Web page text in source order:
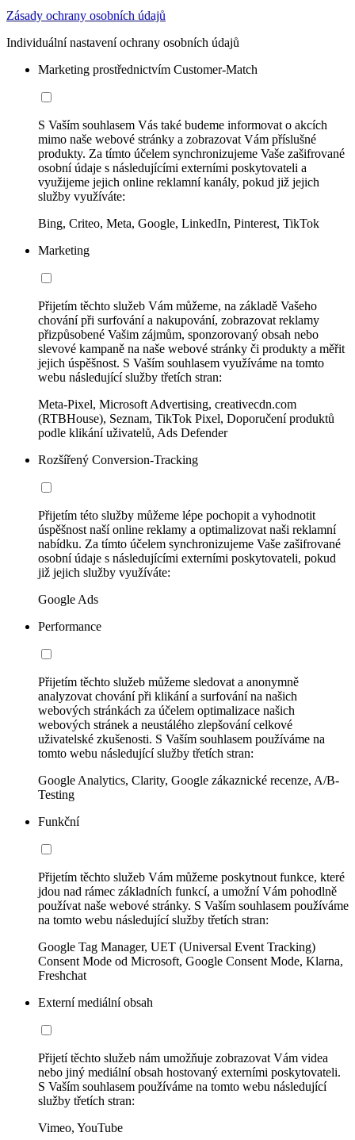
Zásady ochrany osobních údajů
Individuální nastavení ochrany osobních údajů
Marketing prostřednictvím Customer-Match
S Vaším souhlasem Vás také budeme informovat o akcích
mimo naše webové stránky a zobrazovat Vám příslušné
produkty. Za tímto účelem synchronizujeme Vaše zašifrované
osobní údaje s následujícími externími poskytovateli a
využijeme jejich online reklamní kanály, pokud již jejich
služby využíváte:
Bing, Criteo, Meta, Google, LinkedIn, Pinterest, TikTok
Marketing
Přijetím těchto služeb Vám můžeme, na základě Vašeho
chování při surfování a nakupování, zobrazovat reklamy
přizpůsobené Vašim zájmům, sponzorovaný obsah nebo
slevové kampaně na naše webové stránky či produkty a měřit
jejich úspěšnost. S Vaším souhlasem využíváme na tomto
webu následující služby třetích stran:
Meta-Pixel, Microsoft Advertising, creativecdn.com
(RTBHouse), Seznam, TikTok Pixel, Doporučení produktů
podle klikání uživatelů, Ads Defender
Rozšířený Conversion-Tracking
Přijetím této služby můžeme lépe pochopit a vyhodnotit
úspěšnost naší online reklamy a optimalizovat naši reklamní
nabídku. Za tímto účelem synchronizujeme Vaše zašifrované
osobní údaje s následujícími externími poskytovateli, pokud
již jejich služby využíváte:
Google Ads
Performance
Přijetím těchto služeb můžeme sledovat a anonymně
analyzovat chování při klikání a surfování na našich
webových stránkách za účelem optimalizace našich
webových stránek a neustálého zlepšování celkové
uživatelské zkušenosti. S Vaším souhlasem používáme na
tomto webu následující služby třetích stran:
Google Analytics, Clarity, Google zákaznické recenze, A/B-
Testing
Funkční
Přijetím těchto služeb Vám můžeme poskytnout funkce, které
jdou nad rámec základních funkcí, a umožní Vám pohodlně
používat naše webové stránky. S Vaším souhlasem používáme
na tomto webu následující služby třetích stran:
Google Tag Manager, UET (Universal Event Tracking)
Consent Mode od Microsoft, Google Consent Mode, Klarna,
Freshchat
Externí mediální obsah
Přijetí těchto služeb nám umožňuje zobrazovat Vám videa
nebo jiný mediální obsah hostovaný externími poskytovateli.
S Vaším souhlasem používáme na tomto webu následující
služby třetích stran:
Vimeo, YouTube